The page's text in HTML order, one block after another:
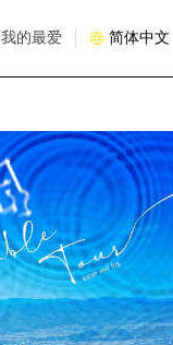
我的最爱 简体中文